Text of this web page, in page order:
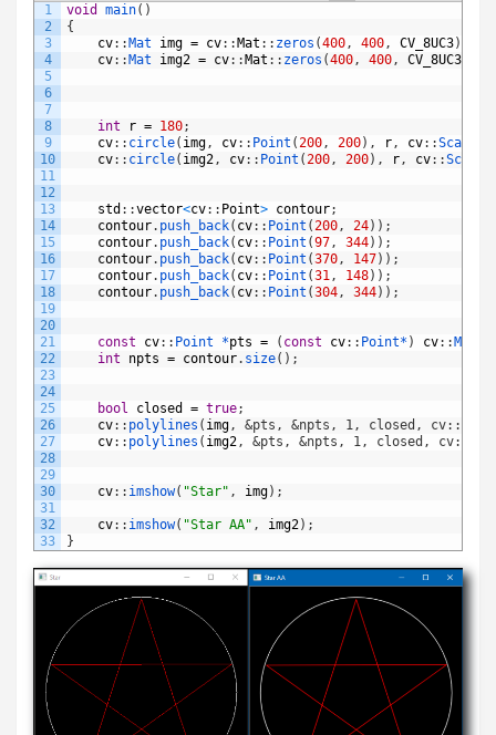
1
2
3
4
5
6
7
8
9
10
11
12
13
14
15
16
17
18
19
20
21
22
23
24
25
26
27
28
29
30
31
32
33
void main( )
{
cv: :Mat img = cv: :Mat : : zeros (400, 400, CV_8UC3)
cv: :Mat img2 = cv: :Mat : : zeros (400, 400, CV_8UC3
int r = 180;
cv: : circle( img, cv: : Point (200, 200) , r, cv: :Scalar
cv: : circle( img2, cv: : Point (200, 200) , r, cv: :Scalar
std : :vector<cv: : Point> contour;
contour. push_back( cv: : Point (200, 24) ) ;
contour. push_back( cv: : Point (97, 344) ) ;
contour. push_back( cv: : Point (370, 147) ) ;
contour. push_back( cv: : Point (31, 148) ) ;
contour. push_back( cv: : Point (304, 344) ) ;
const cv: : Point *pts = ( const cv: : Point* ) cv: :Mat
int
npts = contour. size( ) ;
bool closed = true;
cv: : polylines ( img,
&pts, &npts, 1, closed,
cv: : polylines ( img2, &pts, &npts, 1, closed,
cv: : imshow( "Star" , img) ;
cv: : imshow( "Star AA" , img2) ;
}